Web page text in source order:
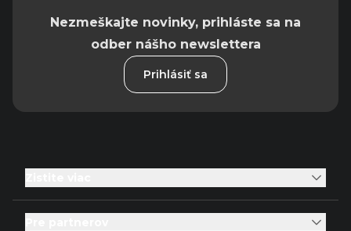
Nezmeškajte novinky, prihláste sa na
odber nášho newslettera
Prihlásiť sa